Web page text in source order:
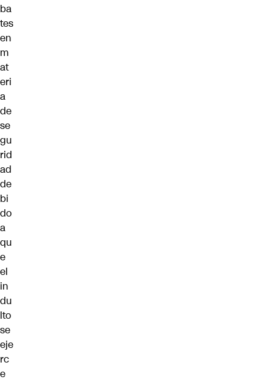
ba
tes
en
m
at
eri
a
de
se
gu
rid
ad
de
bi
do
a
qu
e
el
in
du
lto
se
eje
rc
e